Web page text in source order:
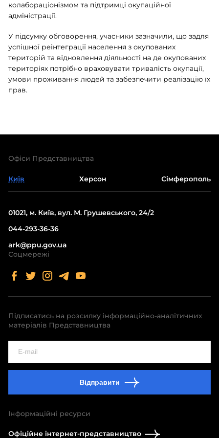
колабораціонізмом та підтримці окупаційної
адміністрації.
У підсумку обговорення, учасники зазначили, що задля
успішної реінтеграції населення з окупованих
територій та відновлення діяльності на де окупованих
територіях потрібно враховувати тривалість окупації,
умови проживання людей та забезпечити реалізацію їх
прав.
Офіси Представництва
Київ Херсон Сімферополь
01021, м. Київ, вул. М. Грушевського, 24/2
044-293-36-36
ark@ppu.gov.ua
Соцмережі
Підписатись на розсилку інформаційно-аналітичних
матеріалів Представництва
Відправити
Інформаційні ресурси
Офіційне інтернет-представництво